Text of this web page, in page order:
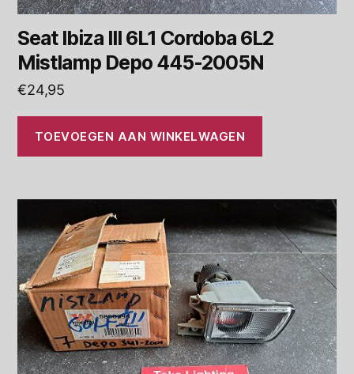
Seat Ibiza III 6L1 Cordoba 6L2
Mistlamp Depo 445-2005N
€24,95
TOEVOEGEN AAN WINKELWAGEN